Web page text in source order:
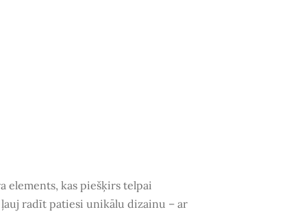
elements, kas piešķirs telpai
radīt patiesi unikālu dizainu – ar